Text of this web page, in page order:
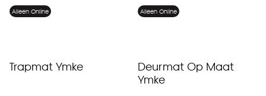
Alleen Online
Trapmat Ymke
Alleen Online
Deurmat Op Maat
Ymke